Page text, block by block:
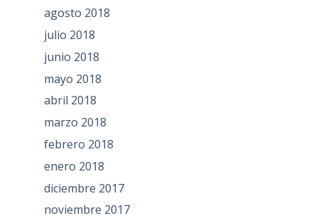
agosto 2018
julio 2018
junio 2018
mayo 2018
abril 2018
marzo 2018
febrero 2018
enero 2018
diciembre 2017
noviembre 2017